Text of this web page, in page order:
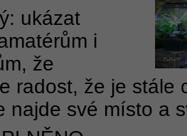
ukázat
i
že
radost, že je stále
najde své místo a